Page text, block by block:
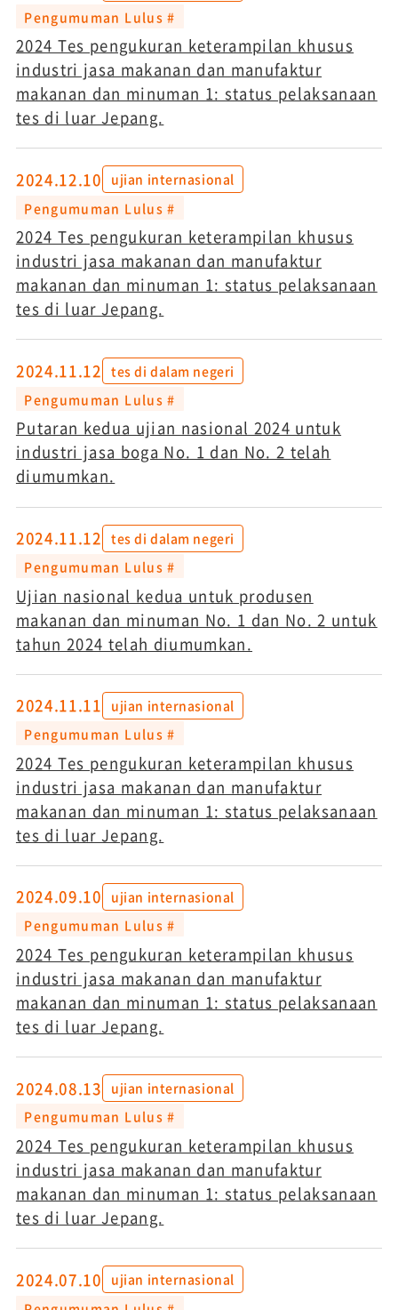
Pengumuman Lulus #
2024 Tes pengukuran keterampilan khusus
industri jasa makanan dan manufaktur
makanan dan minuman 1: status pelaksanaan
tes di luar Jepang.
2024.12.10
ujian internasional
Pengumuman Lulus #
2024 Tes pengukuran keterampilan khusus
industri jasa makanan dan manufaktur
makanan dan minuman 1: status pelaksanaan
tes di luar Jepang.
2024.11.12
tes di dalam negeri
Pengumuman Lulus #
Putaran kedua ujian nasional 2024 untuk
industri jasa boga No. 1 dan No. 2 telah
diumumkan.
2024.11.12
tes di dalam negeri
Pengumuman Lulus #
Ujian nasional kedua untuk produsen
makanan dan minuman No. 1 dan No. 2 untuk
tahun 2024 telah diumumkan.
2024.11.11
ujian internasional
Pengumuman Lulus #
2024 Tes pengukuran keterampilan khusus
industri jasa makanan dan manufaktur
makanan dan minuman 1: status pelaksanaan
tes di luar Jepang.
2024.09.10
ujian internasional
Pengumuman Lulus #
2024 Tes pengukuran keterampilan khusus
industri jasa makanan dan manufaktur
makanan dan minuman 1: status pelaksanaan
tes di luar Jepang.
2024.08.13
ujian internasional
Pengumuman Lulus #
2024 Tes pengukuran keterampilan khusus
industri jasa makanan dan manufaktur
makanan dan minuman 1: status pelaksanaan
tes di luar Jepang.
2024.07.10
ujian internasional